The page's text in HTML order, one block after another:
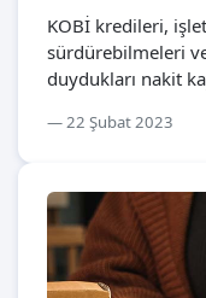
KOBİ kredileri,
sürdürebilmeleri
duydukları nakit
22 Şubat 2023